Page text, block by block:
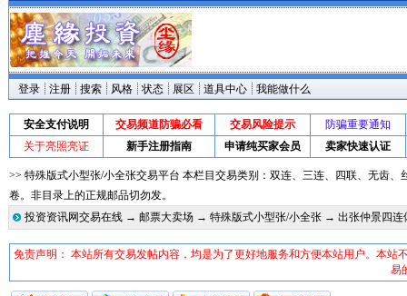
登录 注册 搜索 风格 状态 展区 道具中心 我能做什么
安全支付说明 交易频道防骗必看 交易风险提示
防骗重要通知
关于亮照亮证
新手注册指南 申请纯买家会员 卖家快速认证
>> 特殊版式小型张/小全张交易平台 本栏目交易类别：双连、三连、四联、无齿
卷。非目录上的正规邮品切勿发。
投资资讯网交易在线→ 邮票大卖场→ 特殊版式小型张/小全张→ 出张仲景四连
免责声明： 本站所有交易发帖内容，均是为了更好地服务和方便本站用户。本
易